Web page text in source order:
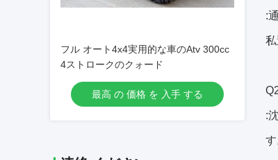
フル オート4x4実用的な車のAtv 300cc
4ストロークのクォード
最高 の 価格 を 入手 する
:
:
す